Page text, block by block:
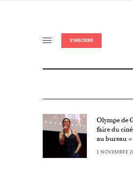
S'INSCRIRE
Olympe de
faire du
au bureau »
1 NOVEMBRE